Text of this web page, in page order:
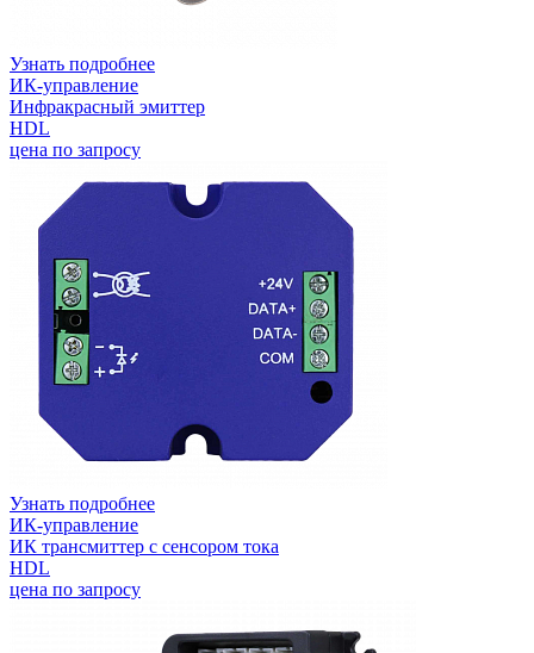
Узнать подробнее
ИК-управление
Инфракрасный эмиттер
HDL
цена по запросу
Узнать подробнее
ИК-управление
ИК трансмиттер с сенсором тока
HDL
цена по запросу